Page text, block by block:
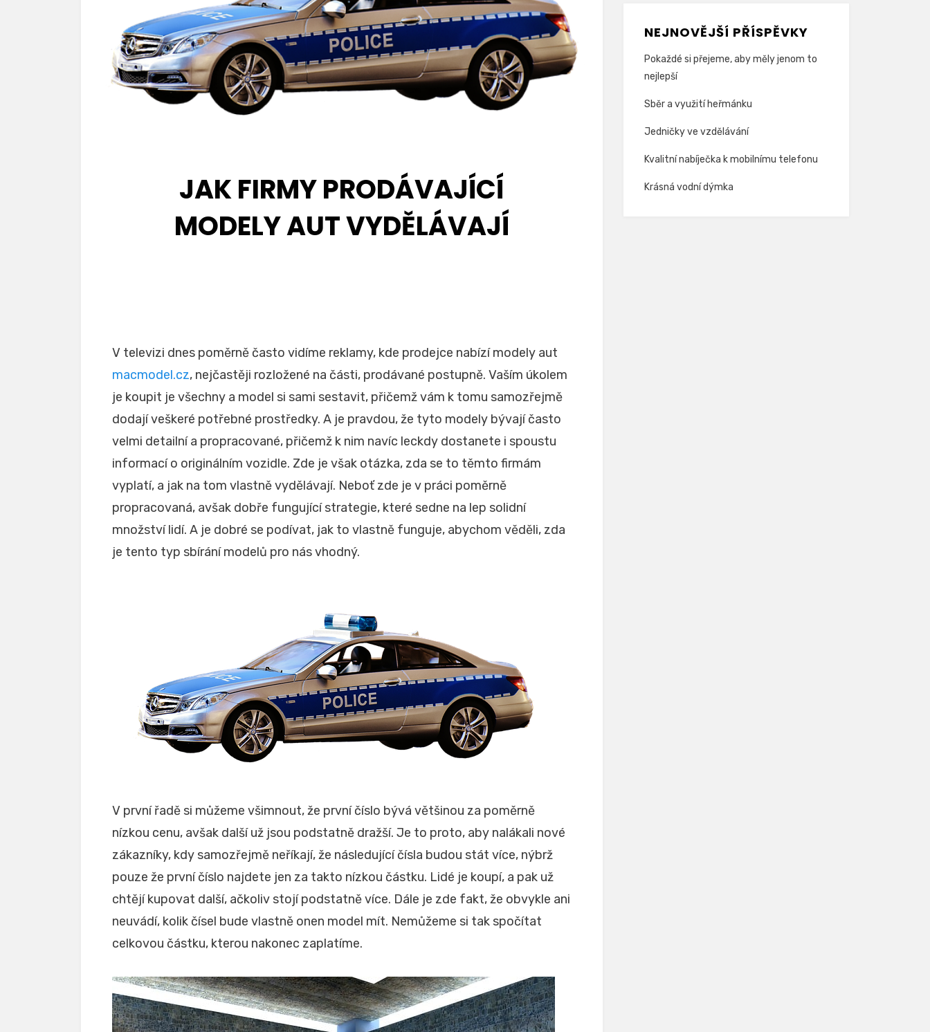
JAK FIRMY PRODÁVAJÍCÍ
MODELY AUT VYDĚLÁVAJÍ
V televizi dnes poměrně často vidíme reklamy, kde prodejce nabízí modely aut
macmodel.cz, nejčastěji rozložené na části, prodávané postupně. Vaším úkolem
je koupit je všechny a model si sami sestavit, přičemž vám k tomu samozřejmě
dodají veškeré potřebné prostředky. A je pravdou, že tyto modely bývají často
velmi detailní a propracované, přičemž k nim navíc leckdy dostanete i spoustu
informací o originálním vozidle. Zde je však otázka, zda se to těmto firmám
vyplatí, a jak na tom vlastně vydělávají. Neboť zde je v práci poměrně
propracovaná, avšak dobře fungující strategie, které sedne na lep solidní
množství lidí. A je dobré se podívat, jak to vlastně funguje, abychom věděli, zda
je tento typ sbírání modelů pro nás vhodný.
V první řadě si můžeme všimnout, že první číslo bývá většinou za poměrně
nízkou cenu, avšak další už jsou podstatně dražší. Je to proto, aby nalákali nové
zákazníky, kdy samozřejmě neříkají, že následující čísla budou stát více, nýbrž
pouze že první číslo najdete jen za takto nízkou částku. Lidé je koupí, a pak už
chtějí kupovat další, ačkoliv stojí podstatně více. Dále je zde fakt, že obvykle ani
neuvádí, kolik čísel bude vlastně onen model mít. Nemůžeme si tak spočítat
celkovou částku, kterou nakonec zaplatíme.
NEJNOVĚJŠÍ PŘÍSPĚVKY
Pokaždé si přejeme, aby měly jenom to
nejlepší
Sběr a využití heřmánku
Jedničky ve vzdělávání
Kvalitní nabíječka k mobilnímu telefonu
Krásná vodní dýmka